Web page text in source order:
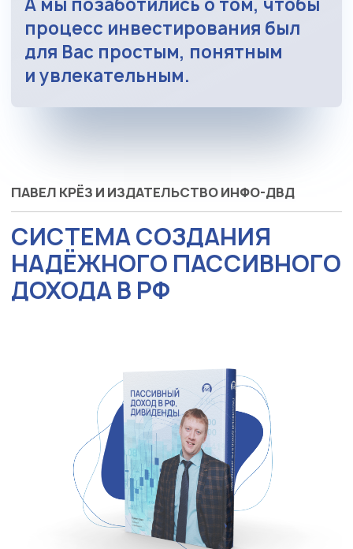
А мы позаботились о том, чтобы
процесс инвестирования был
для Вас простым, понятным
и увлекательным.
ПАВЕЛ КРЁЗ И ИЗДАТЕЛЬСТВО ИНФО-ДВД
СИСТЕМА СОЗДАНИЯ
НАДЁЖНОГО ПАССИВНОГО
ДОХОДА В РФ